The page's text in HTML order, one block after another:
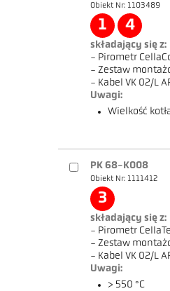
Obiekt Nr: 1103489
1 4
składający się z:
- Pirometr
- Zestaw
- Kabel VK 02/L
Uwagi:
Wielkość
PK 68-K008
Obiekt Nr: 1111412
3
składający się z:
- Pirometr
- Zestaw
- Kabel VK 02/L
Uwagi:
> 550 °C